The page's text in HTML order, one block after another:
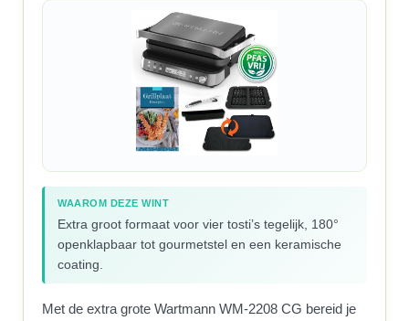
WAAROM DEZE WINT
Extra groot formaat voor vier tosti’s tegelijk, 180°
openklapbaar tot gourmetstel en een keramische
coating.
Met de extra grote Wartmann WM-2208 CG bereid je